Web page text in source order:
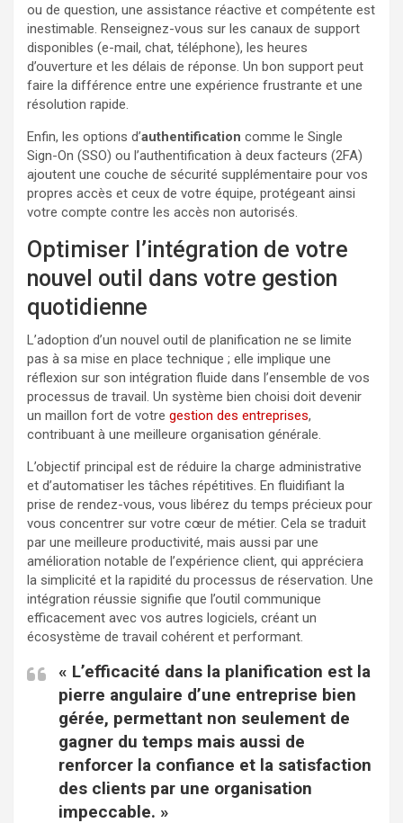
ou de question, une assistance réactive et compétente est
inestimable. Renseignez-vous sur les canaux de support
disponibles (e-mail, chat, téléphone), les heures
d’ouverture et les délais de réponse. Un bon support peut
faire la différence entre une expérience frustrante et une
résolution rapide.
Enfin, les options d’authentification comme le Single
Sign-On (SSO) ou l’authentification à deux facteurs (2FA)
ajoutent une couche de sécurité supplémentaire pour vos
propres accès et ceux de votre équipe, protégeant ainsi
votre compte contre les accès non autorisés.
Optimiser l’intégration de votre
nouvel outil dans votre gestion
quotidienne
L’adoption d’un nouvel outil de planification ne se limite
pas à sa mise en place technique ; elle implique une
réflexion sur son intégration fluide dans l’ensemble de vos
processus de travail. Un système bien choisi doit devenir
un maillon fort de votre gestion des entreprises,
contribuant à une meilleure organisation générale.
L’objectif principal est de réduire la charge administrative
et d’automatiser les tâches répétitives. En fluidifiant la
prise de rendez-vous, vous libérez du temps précieux pour
vous concentrer sur votre cœur de métier. Cela se traduit
par une meilleure productivité, mais aussi par une
amélioration notable de l’expérience client, qui appréciera
la simplicité et la rapidité du processus de réservation. Une
intégration réussie signifie que l’outil communique
efficacement avec vos autres logiciels, créant un
écosystème de travail cohérent et performant.
« L’efficacité dans la planification est la
pierre angulaire d’une entreprise bien
gérée, permettant non seulement de
gagner du temps mais aussi de
renforcer la confiance et la satisfaction
des clients par une organisation
impeccable. »